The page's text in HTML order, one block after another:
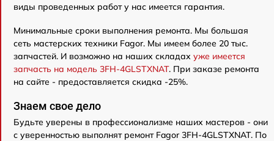
виды проведенных работ у нас имеется гарантия.
Минимальные сроки выполнения ремонта. Мы большая
сеть мастерских техники Fagor. Мы имеем более 20 тыс.
запчастей. И возможно на наших складах уже имеется
запчасть на модель 3FH-4GLSTXNAT. При заказе ремонта
на сайте - предоставляется скидка -25%.
Знаем свое дело
Будьте уверены в профессионализме наших мастеров - они
с уверенностью выполнят ремонт Fagor 3FH-4GLSTXNAT. По